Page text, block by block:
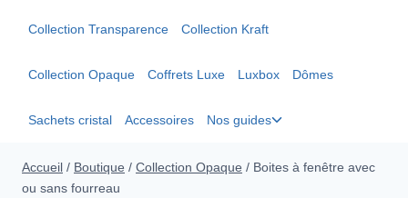
Collection Transparence Collection Kraft
Collection Opaque Coffrets Luxe Luxbox Dômes
Sachets cristal Accessoires Nos guides
enfant
Accueil / Boutique / Collection Opaque / Boites à fenêtre avec
ou sans fourreau